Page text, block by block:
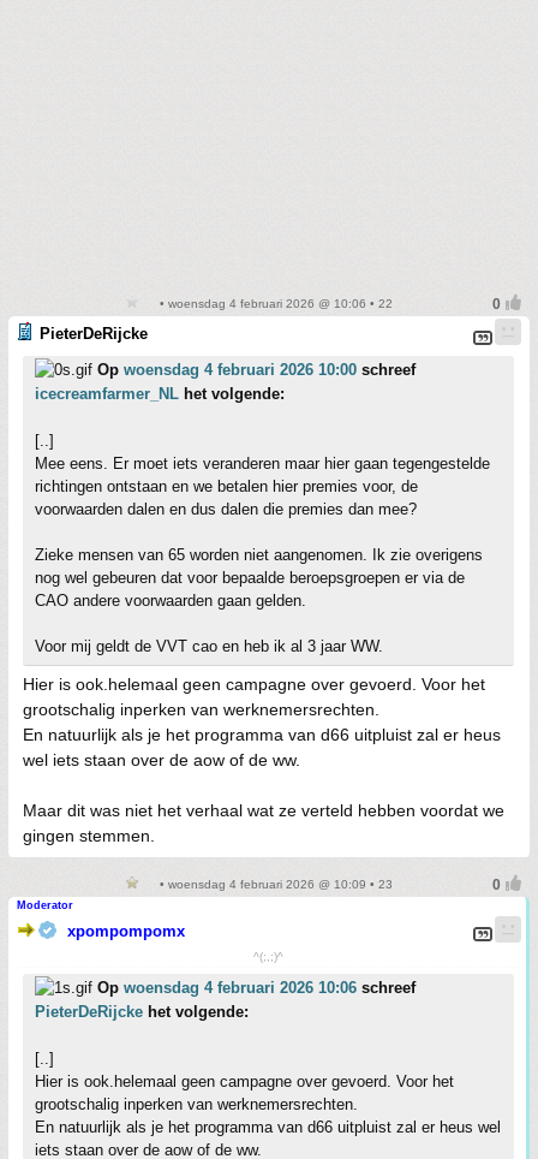
• woensdag 4 februari 2026 @ 10:06 • 22
PieterDeRijcke
Op woensdag 4 februari 2026 10:00 schreef
icecreamfarmer_NL het volgende:
[..]
Mee eens. Er moet iets veranderen maar hier gaan tegengestelde
richtingen ontstaan en we betalen hier premies voor, de
voorwaarden dalen en dus dalen die premies dan mee?
Zieke mensen van 65 worden niet aangenomen. Ik zie overigens
nog wel gebeuren dat voor bepaalde beroepsgroepen er via de
CAO andere voorwaarden gaan gelden.
Voor mij geldt de VVT cao en heb ik al 3 jaar WW.
Hier is ook.helemaal geen campagne over gevoerd. Voor het
grootschalig inperken van werknemersrechten.
En natuurlijk als je het programma van d66 uitpluist zal er heus
wel iets staan over de aow of de ww.
Maar dit was niet het verhaal wat ze verteld hebben voordat we
gingen stemmen.
• woensdag 4 februari 2026 @ 10:09 • 23
Moderator
xpompompomx
^(;,;)^
Op woensdag 4 februari 2026 10:06 schreef
PieterDeRijcke het volgende:
[..]
Hier is ook.helemaal geen campagne over gevoerd. Voor het
grootschalig inperken van werknemersrechten.
En natuurlijk als je het programma van d66 uitpluist zal er heus wel
iets staan over de aow of de ww.